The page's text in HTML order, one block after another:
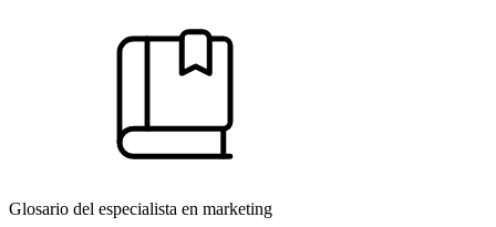
Glosario del especialista en marketing